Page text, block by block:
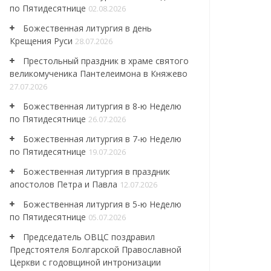
по Пятидесятнице 02.08.2026
Божественная литургия в день
Крещения Руси 28.07.2026
Престольный праздник в храме святого
великомученика Пантелеимона в Княжево
27.07.2026
Божественная литургия в 8-ю Неделю
по Пятидесятнице 26.07.2026
Божественная литургия в 7-ю Неделю
по Пятидесятнице 19.07.2026
Божественная литургия в праздник
апостолов Петра и Павла 12.07.2026
Божественная литургия в 5-ю Неделю
по Пятидесятнице 05.07.2026
Председатель ОВЦС поздравил
Предстоятеля Болгарской Православной
Церкви с годовщиной интронизации